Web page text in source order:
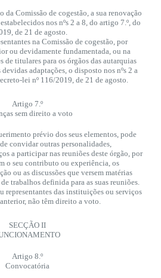
Comissão de cogestão, a sua renovação
nos nºs 2 a 8, do artigo 7.º, do
de 21 de agosto.
na Comissão de cogestão, por
ou devidamente fundamentada, ou na
de titulares para os órgãos das autarquias
adaptações, o disposto nos nºs 2 a
lei nº 116/2019, de 21 de agosto.
Artigo 7.º
sem direito a voto
prévio dos seus elementos, pode
convidar outras personalidades,
a participar nas reuniões deste órgão, por
o seu contributo ou experiência, os
ou as discussões que versem matérias
trabalhos definida para as suas reuniões.
representantes das instituições ou serviços
não têm direito a voto.
SECÇÃO II
Artigo 8.º
Convocatória